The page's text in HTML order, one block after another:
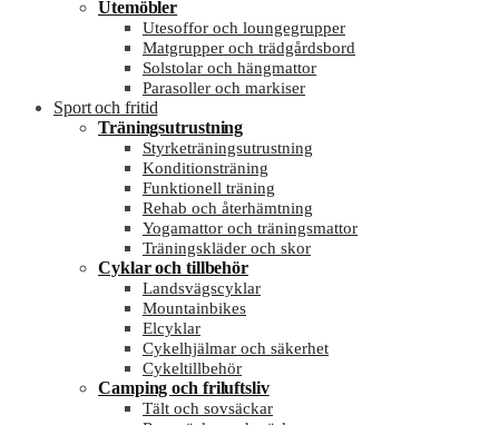
Utemöbler
Utesoffor och loungegrupper
Matgrupper och trädgårdsbord
Solstolar och hängmattor
Parasoller och markiser
Sport och fritid
Träningsutrustning
Styrketräningsutrustning
Konditionsträning
Funktionell träning
Rehab och återhämtning
Yogamattor och träningsmattor
Träningskläder och skor
Cyklar och tillbehör
Landsvägscyklar
Mountainbikes
Elcyklar
Cykelhjälmar och säkerhet
Cykeltillbehör
Camping och friluftsliv
Tält och sovsäckar